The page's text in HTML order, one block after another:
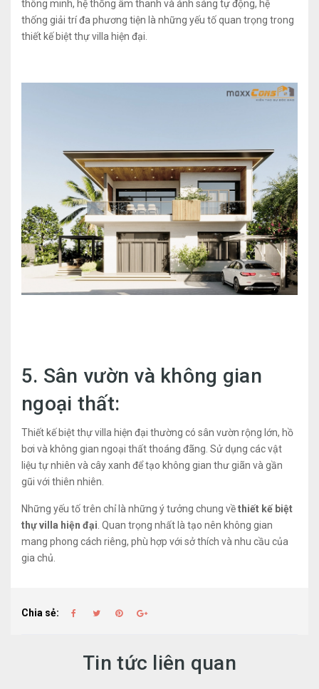
thông minh, hệ thống âm thanh và ánh sáng tự động, hệ
thống giải trí đa phương tiện là những yếu tố quan trọng trong
thiết kế biệt thự villa hiện đại.
5. Sân vườn và không gian
ngoại thất:
Thiết kế biệt thự villa hiện đại thường có sân vườn rộng lớn, hồ
bơi và không gian ngoại thất thoáng đãng. Sử dụng các vật
liệu tự nhiên và cây xanh để tạo không gian thư giãn và gần
gũi với thiên nhiên.
Những yếu tố trên chỉ là những ý tưởng chung vềthiết kế biệt
thự villa hiện đại . Quan trọng nhất là tạo nên không gian
mang phong cách riêng, phù hợp với sở thích và nhu cầu của
gia chủ.
Chia sẻ:
Tin tức liên quan